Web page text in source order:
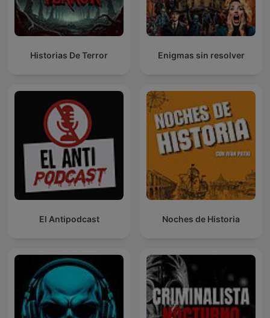
imperfectos revelan fallas, los crimenes muestran humanidad
torcida, los crimenes se repiten. La Violencia no siempre grita,
a veces susurra. Casos famosos regresan en Crimen
el paraiso y el crimen de la guardia urbana se reexaminan
asesino, tras la pista del asesino, el asesino del juego de citas,
el asesino del nudo y la mujer del asesino aparecen en Crimen
Documentado como recordatorios de que el mal puede
parecer cotidiano. Crimen Documentado no es solo true Crime.
Crimen Documentado es memoria, es pregunta, es espejo.
Crimen Documentado te acompaña cuando intentas entender,
cuando escuchas y reconoces algo de ti. Al cerrar cada
episodio de Crimen Documentado, no hay alivio fácil, pero sí
conciencia. Y cuando eso ocurre, sabes que Crimen
Documentado ya vive contigo.
Historias De Terror Enigmas sin resolver
El Antipodcast Noches de Historia